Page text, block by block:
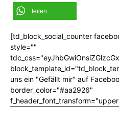
teilen
[td_block_social_counter
style=""
uns ein "Gefällt mir" auf
border_color="#aa2926"